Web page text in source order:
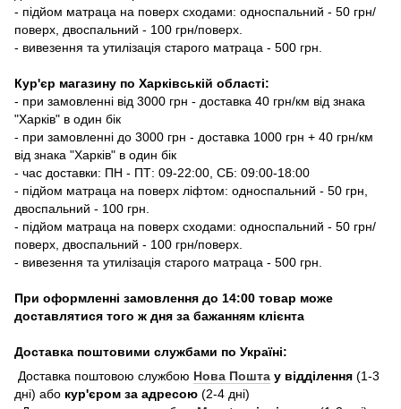
- підйом матраца на поверх сходами: односпальний - 50 грн/
поверх, двоспальний - 100 грн/поверх.
- вивезення та утилізація старого матраца - 500 грн.
Кур'єр магазину по Харківській області:
- при замовленні від 3000 грн - доставка 40 грн/км від знака
"Харків" в один бік
- при замовленні до 3000 грн - доставка 1000 грн + 40 грн/км
від знака "Харків" в один бік
- час доставки: ПН - ПТ: 09-22:00, СБ: 09:00-18:00
- підйом матраца на поверх ліфтом: односпальний - 50 грн,
двоспальний - 100 грн.
- підйом матраца на поверх сходами: односпальний - 50 грн/
поверх, двоспальний - 100 грн/поверх.
- вивезення та утилізація старого матраца - 500 грн.
При оформленні замовлення до 14:00 товар може
доставлятися того ж дня за бажанням клієнта
Доставка поштовими службами по Україні:
Доставка поштовою службою Нова Пошта у відділення (1-3
дні) або кур'єром за адресою (2-4 дні)